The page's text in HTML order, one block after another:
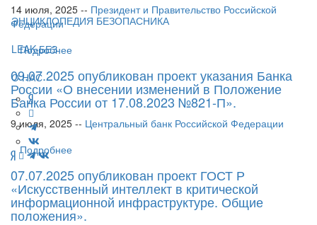
ЭНЦИКЛОПЕДИЯ БЕЗОПАСНИКА
LEAK-БЕЗ
О НАС
14 июля, 2025 -- Президент и Правительство Российской
Федерации
Подробнее
09.07.2025 опубликован проект указания Банка
России «О внесении изменений в Положение
Банка России от 17.08.2023 №821-П».
9 июля, 2025 -- Центральный банк Российской Федерации
Подробнее
07.07.2025 опубликован проект ГОСТ Р
«Искусственный интеллект в критической
информационной инфраструктуре. Общие
положения».